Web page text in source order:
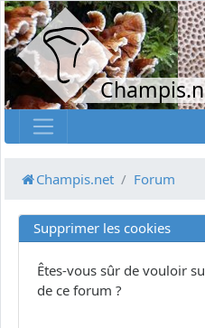
Champis.net Forum
Supprimer les cookies
Êtes-vous sûr de vouloir
de ce forum ?